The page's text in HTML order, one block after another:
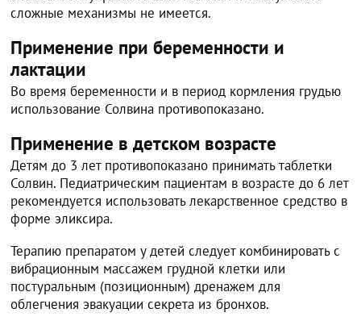
сложные механизмы не имеется.
Применение при беременности и
лактации
Во время беременности и в период кормления грудью
использование Солвина противопоказано.
Применение в детском возрасте
Детям до 3 лет противопоказано принимать таблетки
Солвин. Педиатрическим пациентам в возрасте до 6 лет
рекомендуется использовать лекарственное средство в
форме эликсира.
Терапию препаратом у детей следует комбинировать с
вибрационным массажем грудной клетки или
постуральным (позиционным) дренажем для
облегчения эвакуации секрета из бронхов.